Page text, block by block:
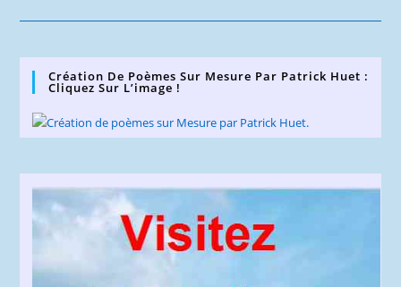
L’eau
Première
Édition
Création De Poèmes Sur Mesure Par Patrick Huet :
Cliquez Sur L’image !